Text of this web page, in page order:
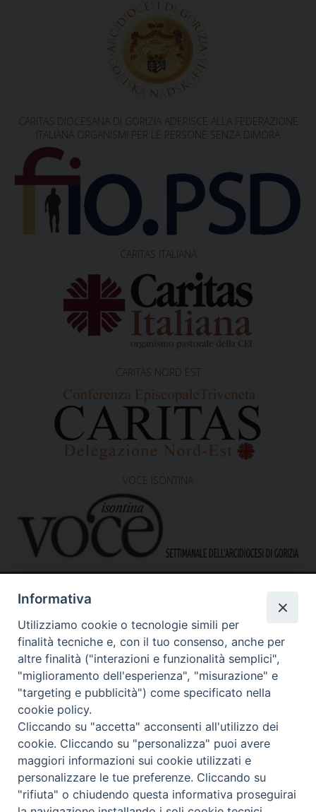
CARITAS DIOCESANA DI GORIZIA ADERISCE ALLA FEDERAZIONE
ITALIANA ORGANISMI PER LE PERSONE SENZA DIMORA
CARITAS ITALIANA
CARITAS NORD EST
VOCE ISONTINA
Caritas Diocesana di Gorizia
Sede operativa – uffici
via G. B. Garzarolli, 131 – 34170 Gorizia
Tel. 0481525188
Mail: direzione@caritasgorizia.it-caritasgorizia@pec.it
Informativa
Utilizziamo cookie o tecnologie simili per
finalità tecniche e, con il tuo consenso, anche per
altre finalità ("interazioni e funzionalità semplici",
"miglioramento dell'esperienza", "misurazione" e
"targeting e pubblicità") come specificato nella
cookie policy.
Cliccando su "accetta" acconsenti all'utilizzo dei
cookie. Cliccando su "personalizza" puoi avere
maggiori informazioni sui cookie utilizzati e
personalizzare le tue preferenze. Cliccando su
"rifiuta" o chiudendo questa informativa proseguirai